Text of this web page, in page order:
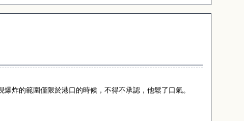
炸的範圍僅限於港口的時候，不得不承認，他鬆了口氣。